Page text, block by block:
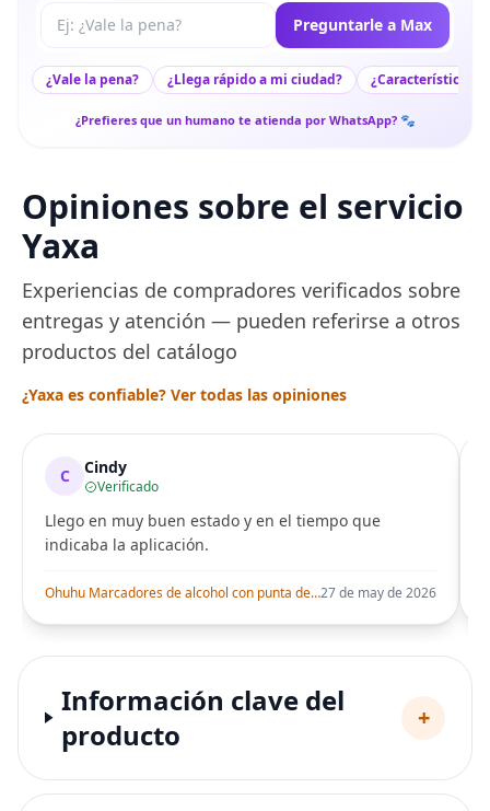
Tu pregunta a Max Preguntarle a Max
¿Vale la pena? ¿Llega rápido a mi ciudad? ¿Características
¿Prefieres que un humano te atienda por WhatsApp? 🐾
Opiniones sobre el servicio
Yaxa
Experiencias de compradores verificados sobre
entregas y atención — pueden referirse a otros
productos del catálogo
¿Yaxa es confiable? Ver todas las opiniones
C Cindy
Verificado
Llego en muy buen estado y en el tiempo que
indicaba la aplicación.
Ohuhu Marcadores de alcohol con punta de pincel – Juego de marcadores artísticos de doble punta con certificación AP para artistas adultos27 de may de 2026
Información clave del
producto
+